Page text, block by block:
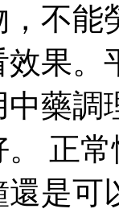
不能
果。
藥調
正
還是